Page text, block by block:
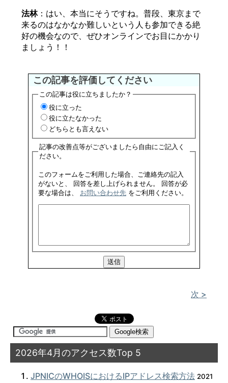
法林：はい、本当にそうですね。普段、東京まで
来るのはなかなか難しいという人も参加できる絶
好の機会なので、ぜひオンラインでお目にかかり
ましょう！！
この記事を評価してください
この記事は役に立ちましたか？
役に立った
役に立たなかった
どちらとも言えない
記事の改善点等がございましたら自由にご記入く
ださい。
このフォームをご利用した場合、ご連絡先の記入
がないと、 回答を差し上げられません。 回答が必
要な場合は、 お問い合わせ先 をご利用ください。
次 >
2026年4月のアクセス数Top 5
JPNICのWHOISにおけるIPアドレス検索方法 2021